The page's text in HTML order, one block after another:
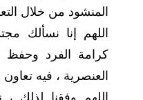
المنشود من خلال
اللهم إنا نسألك
كرامة الفرد وحفظ
العنصرية ، فيه
اللهم وفقنا